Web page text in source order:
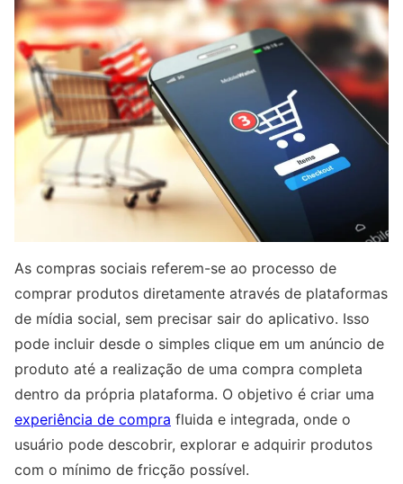
As compras sociais referem-se ao processo de
comprar produtos diretamente através de plataformas
de mídia social, sem precisar sair do aplicativo. Isso
pode incluir desde o simples clique em um anúncio de
produto até a realização de uma compra completa
dentro da própria plataforma. O objetivo é criar uma
experiência de compra fluida e integrada, onde o
usuário pode descobrir, explorar e adquirir produtos
com o mínimo de fricção possível.